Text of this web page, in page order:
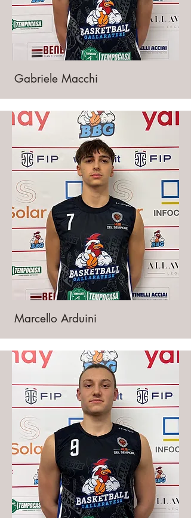
Gabriele Macchi
Marcello Arduini